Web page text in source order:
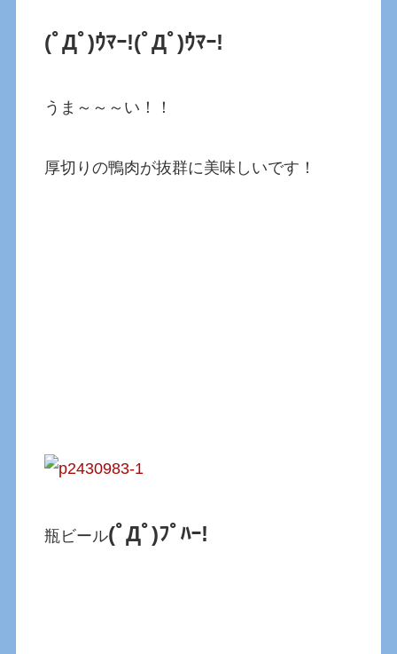
(ﾟДﾟ)ｳﾏｰ!(ﾟДﾟ)ｳﾏｰ!
うま～～～い！！
厚切りの鴨肉が抜群に美味しいです！
瓶ビール(ﾟДﾟ)ﾌﾟﾊｰ!